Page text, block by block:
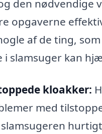
den nødvendige
opgaverne
af de ting,
i slamsuger kan
kloakker:
med